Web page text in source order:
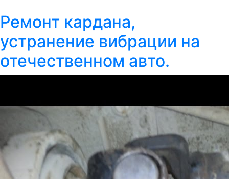
Ремонт кардана,
устранение вибрации на
отечественном авто.